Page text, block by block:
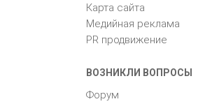
Карта сайта
Медийная реклама
PR продвижение
ВОЗНИКЛИ ВОПРОСЫ
Форум